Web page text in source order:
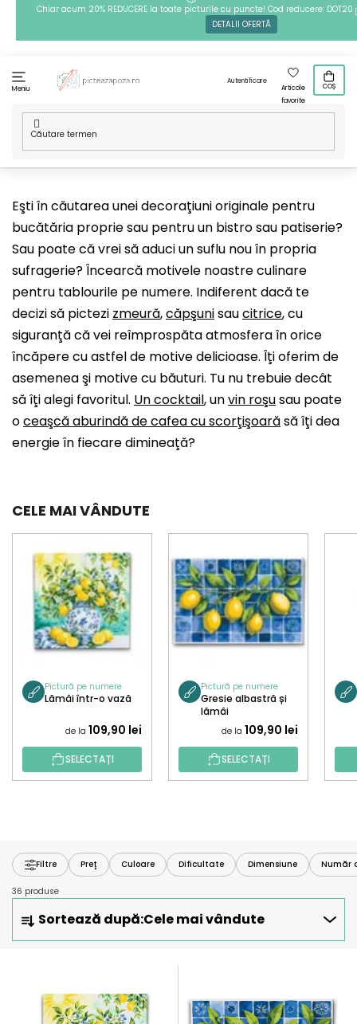
Chiar acum 20% REDUCERE la toate picturile cu puncte! Cod reducere: DOT20
DETALII OFERTĂ
Meniu
Autentificare
Articole
favorite
COȘ
Eşti în căutarea unei decoraţiuni originale pentru
bucătăria proprie sau pentru un bistro sau patiserie?
Sau poate că vrei să aduci un suflu nou în propria
sufragerie? Încearcă motivele noastre culinare
pentru tablourile pe numere. Indiferent dacă te
decizi să pictezi zmeură,căpşunisaucitrice, cu
siguranţă că vei reîmprospăta atmosfera în orice
încăpere cu astfel de motive delicioase. Îţi oferim de
asemenea şi motive cu băuturi. Tu nu trebuie decât
să îţi alegi favoritul. Un cocktail, unvin roşusau poate
oceaşcă aburindă de cafea cu scorţişoarăsă îţi dea
energie în fiecare dimineaţă?
CELE MAI VÂNDUTE
Pictură pe numere
Lămâi într-o vază
de la 109,90 lei
SELECTAȚI
Pictură pe numere
Gresie albastră și
lămâi
de la 109,90 lei
SELECTAȚI
Filtre Preţ Culoare Dificultate Dimensiune Număr
36 produse
L
Sortează după:Cele mai vândute